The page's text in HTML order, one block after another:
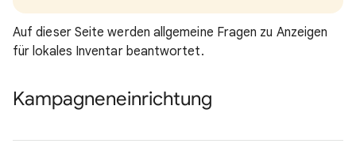
Auf dieser Seite werden allgemeine Fragen zu Anzeigen
für lokales Inventar beantwortet.
Kampagneneinrichtung